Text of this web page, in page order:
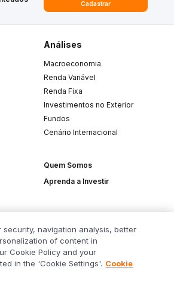
Cadastrar
Análises
Macroeconomia
Renda Variável
Renda Fixa
Investimentos no Exterior
Fundos
Cenário Internacional
Quem Somos
Aprenda a Investir
security, navigation analysis, better
of content in
Cookie Policy and your
in the 'Cookie Settings'. Cookie